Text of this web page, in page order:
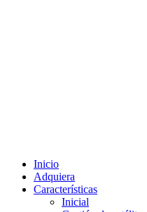
Inicio
Adquiera
Características
Inicial